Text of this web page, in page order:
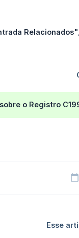
Relacionados"
o Registro
Esse